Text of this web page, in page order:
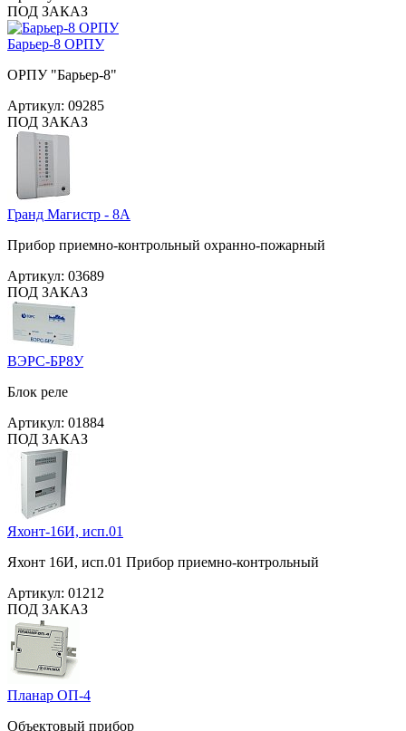
ПОД ЗАКАЗ
Барьер-8 ОРПУ
ОРПУ "Барьер-8"
Артикул: 09285
ПОД ЗАКАЗ
Гранд Магистр - 8А
Прибор приемно-контрольный охранно-пожарный
Артикул: 03689
ПОД ЗАКАЗ
ВЭРС-БР8У
Блок реле
Артикул: 01884
ПОД ЗАКАЗ
Яхонт-16И, исп.01
Яхонт 16И, исп.01 Прибор приемно-контрольный
Артикул: 01212
ПОД ЗАКАЗ
Планар ОП-4
Объектовый прибор